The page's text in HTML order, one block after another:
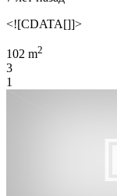
<![CDATA[]]>
102 m2
3
1